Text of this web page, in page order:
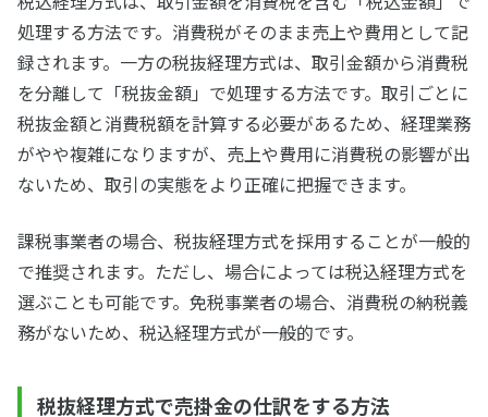
処理する方法です。消費税がそのまま売上や費用として記
録されます。一方の税抜経理方式は、取引金額から消費税
を分離して「税抜金額」で処理する方法です。取引ごとに
税抜金額と消費税額を計算する必要があるため、経理業務
がやや複雑になりますが、売上や費用に消費税の影響が出
ないため、取引の実態をより正確に把握できます。
課税事業者の場合、税抜経理方式を採用することが一般的
で推奨されます。ただし、場合によっては税込経理方式を
選ぶことも可能です。免税事業者の場合、消費税の納税義
務がないため、税込経理方式が一般的です。
税抜経理方式で売掛金の仕訳をする方法